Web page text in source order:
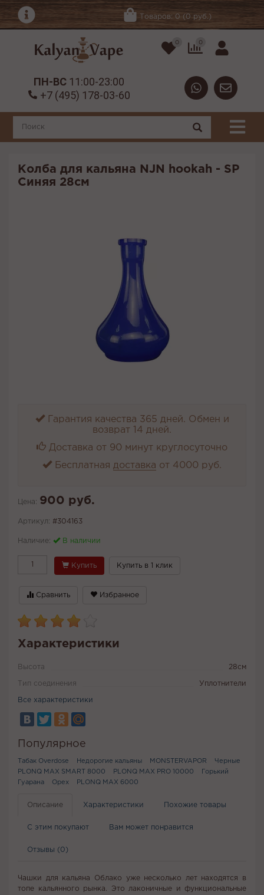
Товаров: 0 (0 руб.)
0 0
ПН-ВС 11:00-23:00
+7 (495) 178-03-60
Колба для кальяна NJN hookah - SP
Синяя 28см
Гарантия качества 365 дней. Обмен и
возврат 14 дней.
Доставка от 90 минут круглосуточно
Бесплатная доставка от 4000 руб.
Цена: 900 руб.
Артикул: #304163
Наличие: В наличии
Купить Купить в 1 клик
Сравнить Избранное
Характеристики
Высота 28см
Тип соединения Уплотнители
Все характеристики
Популярное
Табак Overdose Недорогие кальяны MONSTERVAPOR
Черные
PLONQ MAX SMART 8000
PLONQ MAX PRO 10000
Горький
Гуарана
Орех PLONQ MAX 6000
Описание Характеристики Похожие товары
С этим покупают Вам может понравится
Отзывы (0)
Чашки для кальяна Облако уже несколько лет находятся в
топе кальянного рынка. Это лаконичные и функциональные